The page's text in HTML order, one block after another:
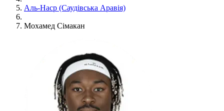
Аль-Наср (Саудівська Аравія)
Мохамед Сімакан